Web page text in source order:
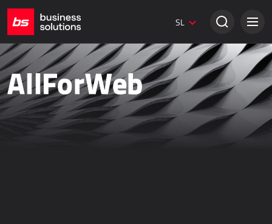
SL
Dynamics 365 Marketing
Digitalni marketing
Spletne strani Umbraco
Kreativne rešitve
KLASIČNA PRODAJA
Dynamics 365 Business Central
AllForWeb